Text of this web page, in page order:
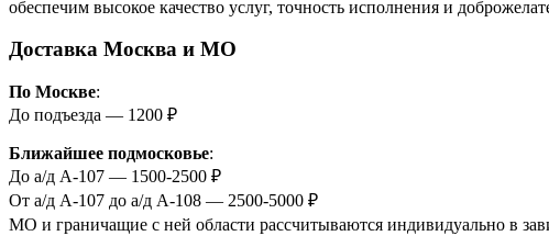
обеспечим высокое качество услуг, точность исполнения и
Доставка Москва и МО
По Москве:
До подъезда — 1200 ₽
Ближайшее подмосковье:
До а/д А-107 — 1500-2500 ₽
От а/д А-107 до а/д А-108 — 2500-5000 ₽
МО и граничащие с ней области рассчитываются индивидуально в